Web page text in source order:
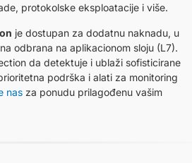
protokolske eksploatacije i više.
je dostupan za dodatnu naknadu, u
odbrana na aplikacionom sloju (L7).
da detektuje i ublaži sofisticirane
podrška i alati za monitoring
nas za ponudu prilagođenu vašim